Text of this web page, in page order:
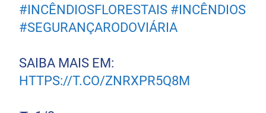
#INCÊNDIOSFLORESTAIS #INCÊNDIOS
#SEGURANÇARODOVIÁRIA
SAIBA MAIS EM:
HTTPS://T.CO/ZNRXPR5Q8M